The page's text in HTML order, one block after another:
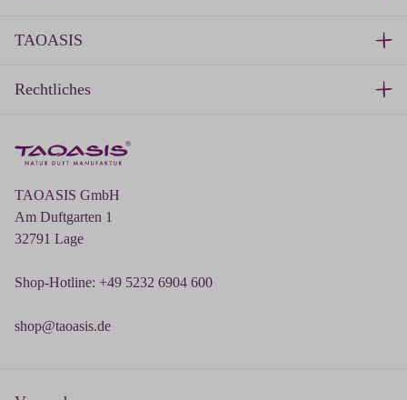
TAOASIS GmbH
Am Duftgarten 1
32791 Lage
Shop-Hotline: +49 5232 6904 600
shop@taoasis.de
TAOASIS
Rechtliches